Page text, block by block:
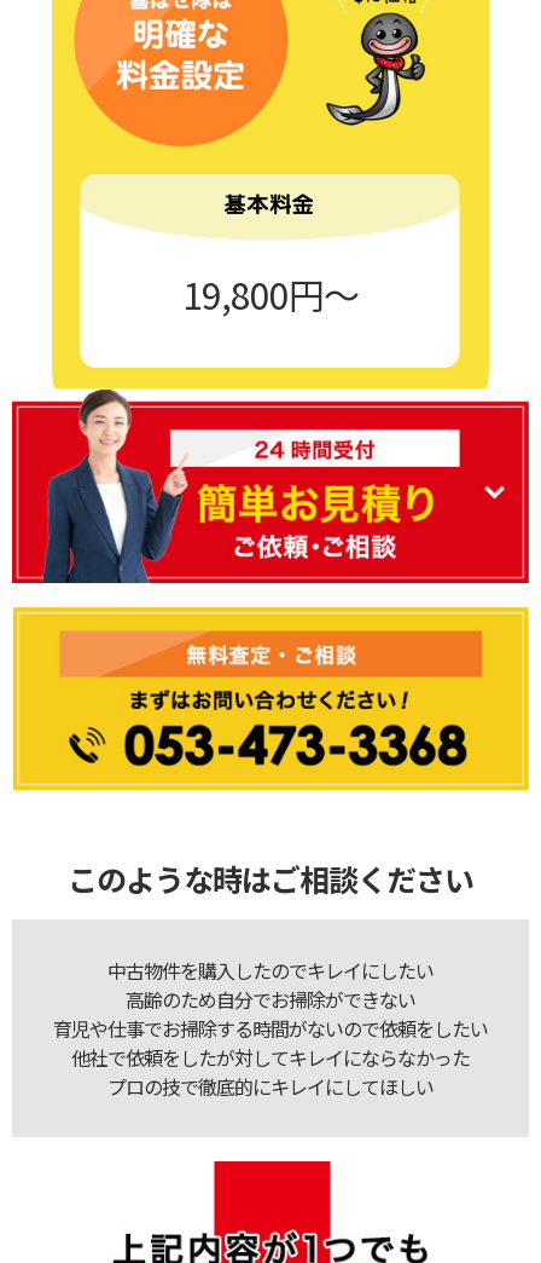
19,800円〜
このような時はご相談ください
中古物件を購入したのでキレイにしたい
高齢のため自分でお掃除ができない
育児や仕事でお掃除する時間がないので依頼をしたい
他社で依頼をしたが対してキレイにならなかった
プロの技で徹底的にキレイにしてほしい